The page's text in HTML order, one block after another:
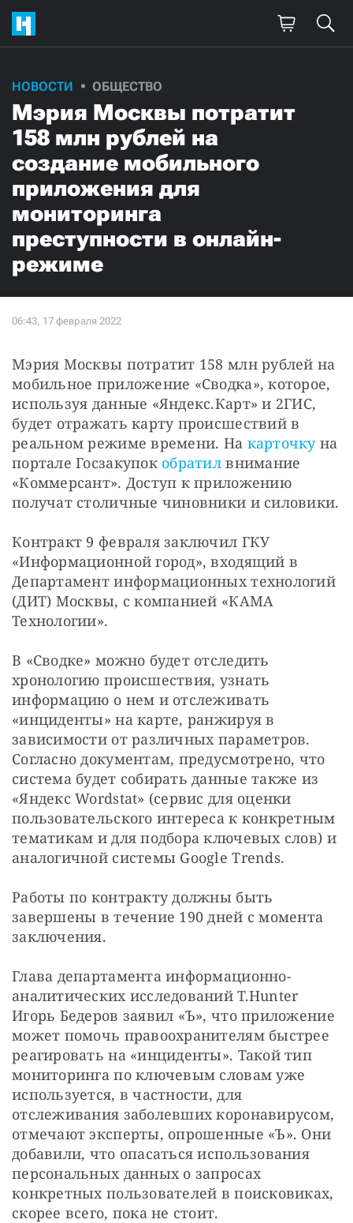
НОВОСТИ ОБЩЕСТВО
Мэрия Москвы потратит
158 млн рублей на
создание мобильного
приложения для
мониторинга
преступности в онлайн-
режиме
Мэрия Москвы потратит 158 млн рублей на
мобильное приложение «Сводка», которое,
используя данные «Яндекс.Карт» и 2ГИС,
будет отражать карту происшествий в
реальном режиме времени. На карточку на
портале Госзакупок обратил внимание
«Коммерсант». Доступ к приложению
получат столичные чиновники и силовики.
Контракт 9 февраля заключил ГКУ
«Информационной город», входящий в
Департамент информационных технологий
(ДИТ) Москвы, с компанией «КАМА
Технологии».
В «Сводке» можно будет отследить
хронологию происшествия, узнать
информацию о нем и отслеживать
«инциденты» на карте, ранжируя в
зависимости от различных параметров.
Согласно документам, предусмотрено, что
система будет собирать данные также из
«Яндекс Wordstat» (сервис для оценки
пользовательского интереса к конкретным
тематикам и для подбора ключевых слов) и
аналогичной системы Google Trends.
Работы по контракту должны быть
завершены в течение 190 дней с момента
заключения.
Глава департамента информационно-
аналитических исследований T.Hunter
Игорь Бедеров заявил «Ъ», что приложение
может помочь правоохранителям быстрее
реагировать на «инциденты». Такой тип
мониторинга по ключевым словам уже
используется, в частности, для
отслеживания заболевших коронавирусом,
отмечают эксперты, опрошенные «Ъ». Они
добавили, что опасаться использования
персональных данных о запросах
конкретных пользователей в поисковиках,
скорее всего, пока не стоит.